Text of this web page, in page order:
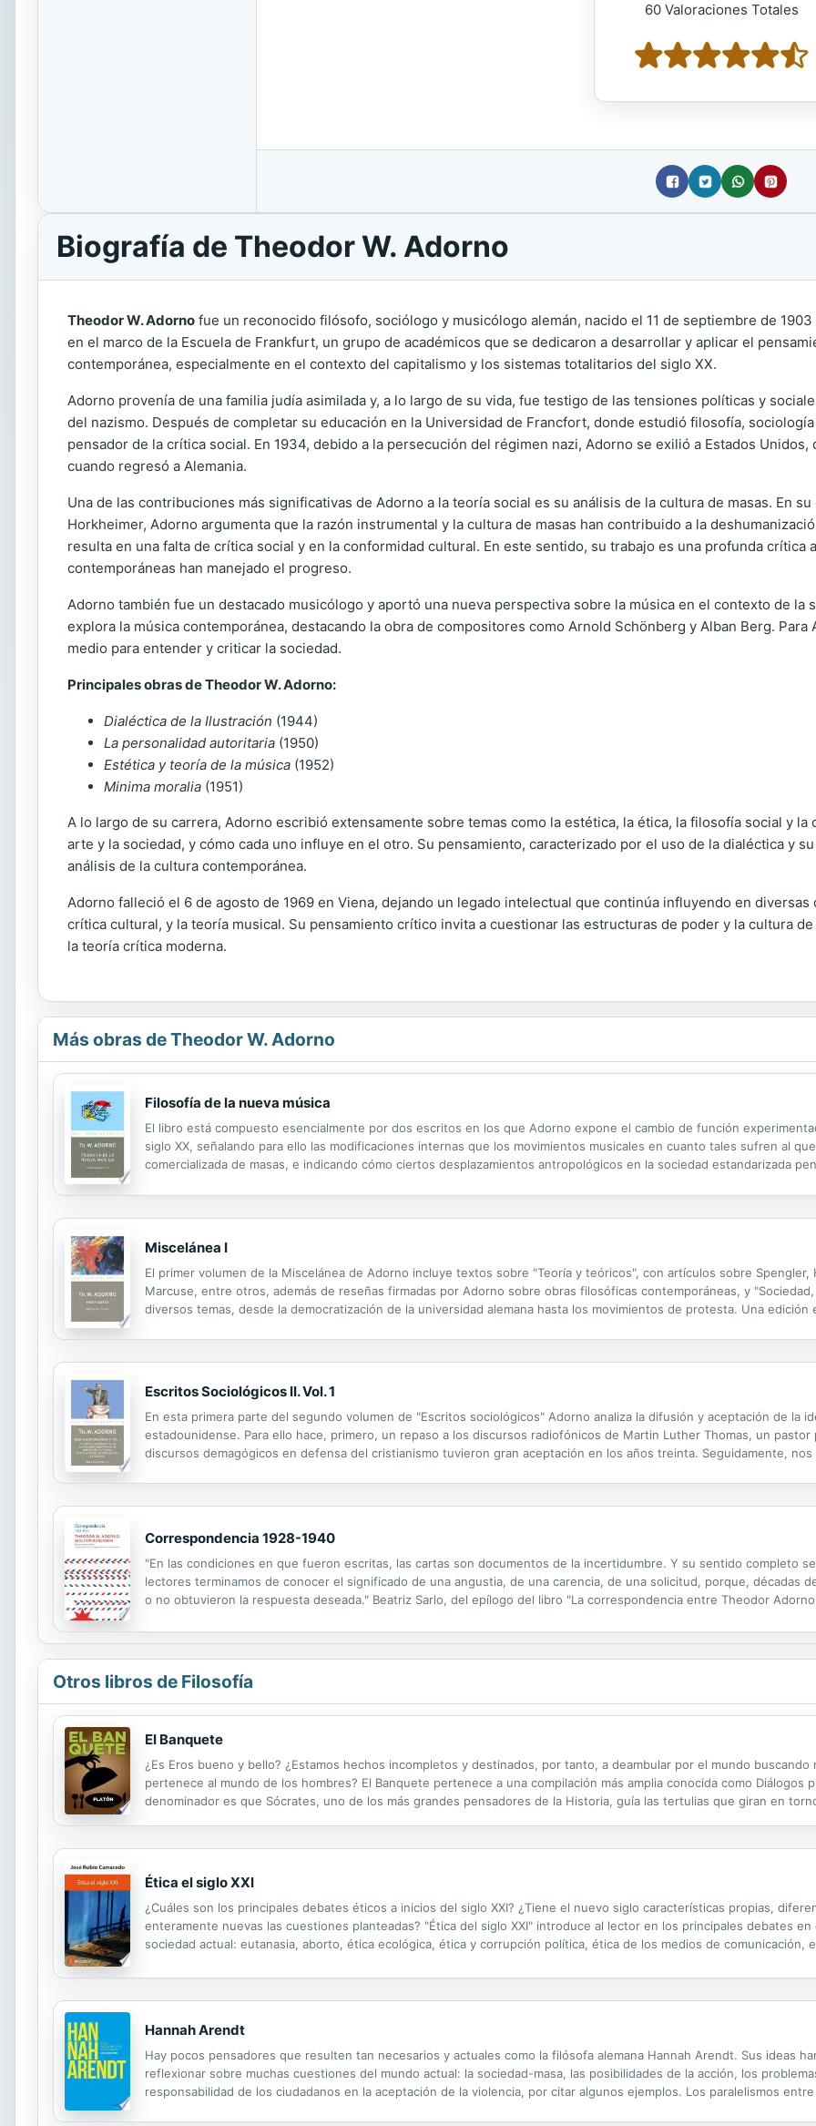
60 Valoraciones Totales
Biografía de Theodor W. Adorno
Theodor W. Adorno fue un reconocido filósofo, sociólogo y musicólogo alemán, nacido el 11 de septiembre de
en el marco de la Escuela de Frankfurt, un grupo de académicos que se dedicaron a desarrollar y aplicar el
contemporánea, especialmente en el contexto del capitalismo y los sistemas totalitarios del siglo XX.
Adorno provenía de una familia judía asimilada y, a lo largo de su vida, fue testigo de las tensiones políticas y
del nazismo. Después de completar su educación en la Universidad de Francfort, donde estudió filosofía,
pensador de la crítica social. En 1934, debido a la persecución del régimen nazi, Adorno se exilió a Estados
cuando regresó a Alemania.
Una de las contribuciones más significativas de Adorno a la teoría social es su análisis de la cultura de masas. En
Horkheimer, Adorno argumenta que la razón instrumental y la cultura de masas han contribuido a la
resulta en una falta de crítica social y en la conformidad cultural. En este sentido, su trabajo es una profunda crítica
contemporáneas han manejado el progreso.
Adorno también fue un destacado musicólogo y aportó una nueva perspectiva sobre la música en el contexto de la
explora la música contemporánea, destacando la obra de compositores como Arnold Schönberg y Alban Berg.
medio para entender y criticar la sociedad.
Principales obras de Theodor W. Adorno:
Dialéctica de la Ilustración (1944)
La personalidad autoritaria (1950)
Estética y teoría de la música (1952)
Minima moralia (1951)
A lo largo de su carrera, Adorno escribió extensamente sobre temas como la estética, la ética, la filosofía social y
arte y la sociedad, y cómo cada uno influye en el otro. Su pensamiento, caracterizado por el uso de la dialéctica y
análisis de la cultura contemporánea.
Adorno falleció el 6 de agosto de 1969 en Viena, dejando un legado intelectual que continúa influyendo en
crítica cultural, y la teoría musical. Su pensamiento crítico invita a cuestionar las estructuras de poder y la cultura
la teoría crítica moderna.
Más obras de Theodor W. Adorno
Filosofía de la nueva música
El libro está compuesto esencialmente por dos escritos en los que Adorno expone el cambio de función
siglo XX, señalando para ello las modificaciones internas que los movimientos musicales en cuanto tales sufren al
comercializada de masas, e indicando cómo ciertos desplazamientos antropológicos en la sociedad estandarizada
Miscelánea I
El primer volumen de la Miscelánea de Adorno incluye textos sobre "Teoría y teóricos", con artículos sobre Spengler,
Marcuse, entre otros, además de reseñas firmadas por Adorno sobre obras filosóficas contemporáneas, y
diversos temas, desde la democratización de la universidad alemana hasta los movimientos de protesta. Una
Escritos Sociológicos II. Vol. 1
En esta primera parte del segundo volumen de "Escritos sociológicos" Adorno analiza la difusión y aceptación de la
estadounidense. Para ello hace, primero, un repaso a los discursos radiofónicos de Martin Luther Thomas, un
discursos demagógicos en defensa del cristianismo tuvieron gran aceptación en los años treinta. Seguidamente,
Correspondencia 1928-1940
"En las condiciones en que fueron escritas, las cartas son documentos de la incertidumbre. Y su sentido completo
lectores terminamos de conocer el significado de una angustia, de una carencia, de una solicitud, porque, décadas
o no obtuvieron la respuesta deseada." Beatriz Sarlo, del epílogo del libro "La correspondencia entre Theodor
Otros libros de Filosofía
El Banquete
¿Es Eros bueno y bello? ¿Estamos hechos incompletos y destinados, por tanto, a deambular por el mundo
pertenece al mundo de los hombres? El Banquete pertenece a una compilación más amplia conocida como Diálogos
denominador es que Sócrates, uno de los más grandes pensadores de la Historia, guía las tertulias que giran en
Ética el siglo XXI
¿Cuáles son los principales debates éticos a inicios del siglo XXI? ¿Tiene el nuevo siglo características propias,
enteramente nuevas las cuestiones planteadas? "Ética del siglo XXI" introduce al lector en los principales debates
sociedad actual: eutanasia, aborto, ética ecológica, ética y corrupción política, ética de los medios de comunicación,
Hannah Arendt
Hay pocos pensadores que resulten tan necesarios y actuales como la filósofa alemana Hannah Arendt. Sus ideas
reflexionar sobre muchas cuestiones del mundo actual: la sociedad-masa, las posibilidades de la acción, los
responsabilidad de los ciudadanos en la aceptación de la violencia, por citar algunos ejemplos. Los paralelismos